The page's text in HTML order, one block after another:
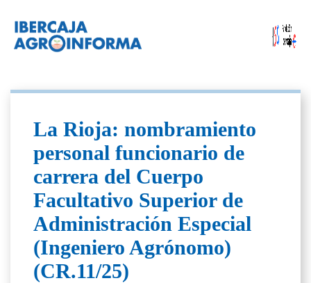
La Rioja: nombramiento
personal funcionario de
carrera del Cuerpo
Facultativo Superior de
Administración Especial
(Ingeniero Agrónomo)
(CR.11/25)